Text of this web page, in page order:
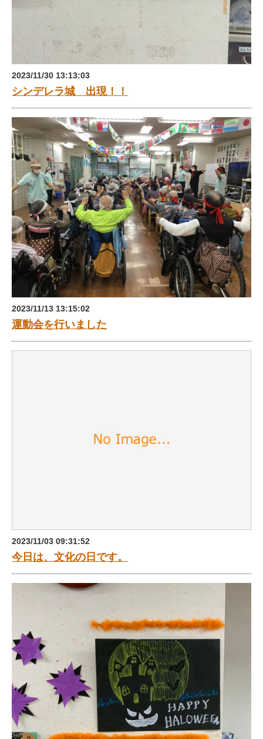
2023/11/30 13:13:03
シンデレラ城 出現！！
2023/11/13 13:15:02
運動会を行いました
2023/11/03 09:31:52
今日は、文化の日です。